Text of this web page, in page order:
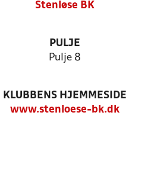
Stenløse BK
PULJE
Pulje 8
KLUBBENS HJEMMESIDE
www.stenloese-bk.dk